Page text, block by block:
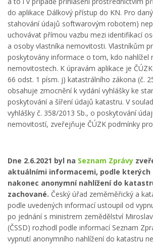
do aplikace Dálkový přístup do KN. Pro
stahování údajů softwarovým robotem)
uchovávat přímou vazbu mezi identifikací
a osoby vlastníka nemovitosti. Vlastníkům
poskytovány informace o tom, kdo nahlížel
nemovitostech. K úpravám aplikace je
66 odst. 1 písm. j) katastrálního zákona (č.
obsahuje zmocnění k vydání vyhlášky ke
poskytování a šíření údajů katastru. V
vyhlášky č. 358/2013 Sb., o poskytování
nemovitostí, zveřejňuje ČÚZK podmínky
Dne 2.6.2021 byl na Seznam Zprávy
aktuálními informacemi, podle kterých
nakonec anonymní nahlížení do
zachované. Český úřad zeměměřický a
podle uvedených informací ustoupil od
po jednání s ministrem zemědělství
(ČSSD) rozhodl podle informací Seznam
vypnutí anonymního nahlížení do katastru